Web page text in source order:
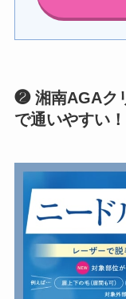
❷ 湘南AGAク
で通いやすい！